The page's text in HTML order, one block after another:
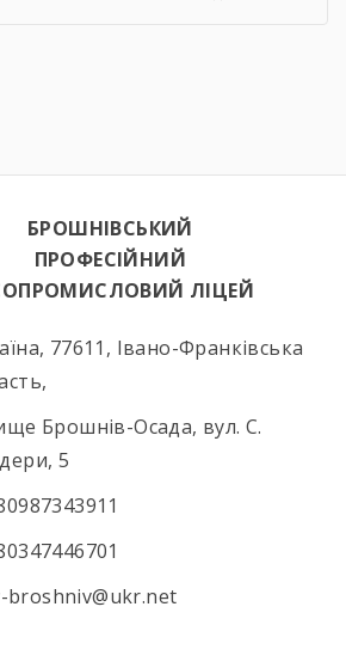
БРОШНІВСЬКИЙ
ПРОФЕСІЙНИЙ
ЛІЦЕЙ
77611, Івано-Франківська
Брошнів-Осада, вул. С.
5
broshniv@ukr.net